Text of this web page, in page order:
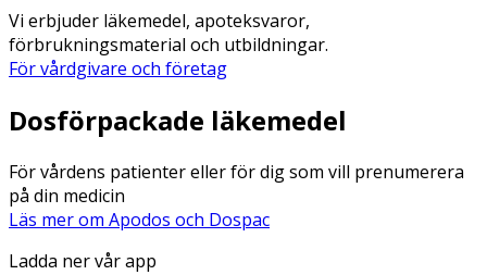
Vi erbjuder läkemedel, apoteksvaror,
förbrukningsmaterial och utbildningar.
För vårdgivare och företag
Dosförpackade läkemedel
För vårdens patienter eller för dig som vill prenumerera
på din medicin
Läs mer om Apodos och Dospac
Ladda ner vår app